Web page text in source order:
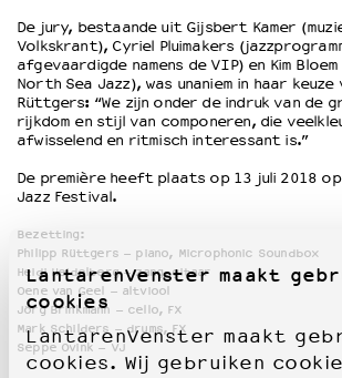
LantarenVenster maakt
cookies
LantarenVenster maakt
cookies. Wij gebruiken
De jury, bestaande uit Gijsbert Kamer
Volkskrant), Cyriel Pluimakers
afgevaardigde namens de VIP) en Kim
North Sea Jazz), was unaniem in haar keuze
Rüttgers: “We zijn onder de indruk van de
rijkdom en stijl van componeren, die
afwisselend en ritmisch interessant is.”
De première heeft plaats op 13 juli 2018
Jazz Festival.
Bezetting:
Philipp Rüttgers – piano, Microphonic Soundbox
Heidi Heidelberg – zang, gitaar
Oene van Geel – altviool
Jörg Brinkmann – cello, FX
Mark Schilders – drums, FX
Seppe Ovink – VJ